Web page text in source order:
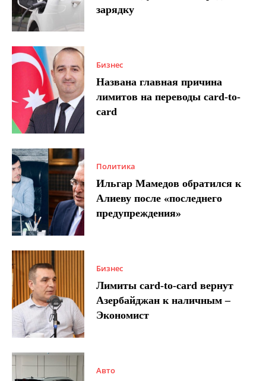
зарядку
Бизнес
Названа главная причина
лимитов на переводы card-to-
card
Политика
Ильгар Мамедов обратился к
Алиеву после «последнего
предупреждения»
Бизнес
Лимиты card-to-card вернут
Азербайджан к наличным –
Экономист
Авто